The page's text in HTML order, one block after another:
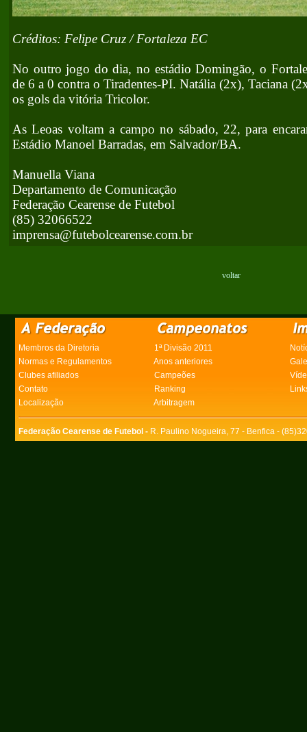
Créditos: Felipe Cruz / Fortaleza EC
No outro jogo do dia, no estádio Domingão, o
de 6 a 0 contra o Tiradentes-PI. Natália (2x), Taciana
os gols da vitória Tricolor.
As Leoas voltam a campo no sábado, 22, para
Estádio Manoel Barradas, em Salvador/BA.
Manuella Viana
Departamento de Comunicação
Federação Cearense de Futebol
(85) 32066522
imprensa@futebolcearense.com.br
voltar
Membros da Diretoria 1ª Divisão 2011
Normas e Regulamentos
Anos anteriores
Clubes afiliados
Campeões
Contato
Ranking
Localização
Arbitragem
Federação Cearense de Futebol - R. Paulino Nogueira, 77 - Benfica -